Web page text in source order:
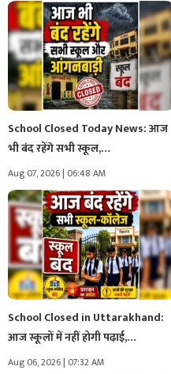
School Closed Today News: आज
भी बंद रहेंगे सभी स्कूल,…
Aug 07, 2026 | 06:48 AM
School Closed in Uttarakhand:
आज स्कूलों में नहीं होगी पढ़ाई,…
Aug 06, 2026 | 07:32 AM